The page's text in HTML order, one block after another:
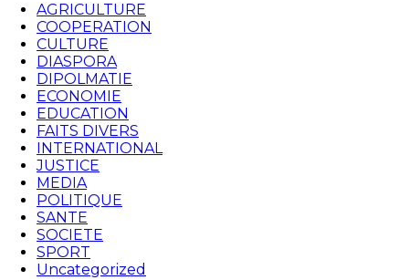
AGRICULTURE
COOPERATION
CULTURE
DIASPORA
DIPOLMATIE
ECONOMIE
EDUCATION
FAITS DIVERS
INTERNATIONAL
JUSTICE
MEDIA
POLITIQUE
SANTE
SOCIETE
SPORT
Uncategorized